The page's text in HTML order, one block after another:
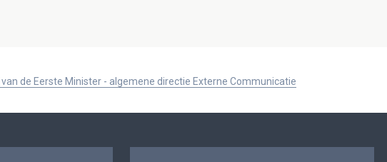
van de Eerste Minister - algemene directie Externe Communicatie